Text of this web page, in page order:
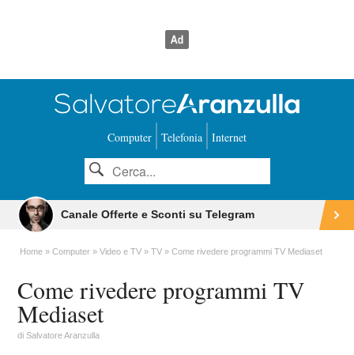
Computer Telefonia Internet
Canale Offerte e Sconti su Telegram
Home Computer Video e TV TV Come rivedere programmi TV Mediaset
Come rivedere programmi TV
Mediaset
diSalvatore Aranzulla